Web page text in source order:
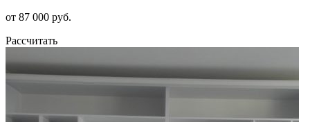
от 87 000 руб.
Рассчитать